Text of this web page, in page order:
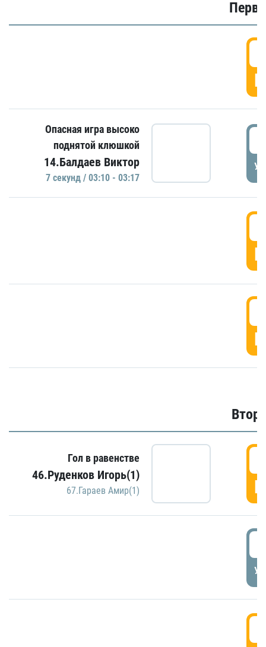
Опасная игра высоко
поднятой клюшкой
14.Балдаев Виктор
7 секунд / 03:10 - 03:17
Гол в равенстве
46.Руденков Игорь(1)
67.Гараев Амир(1)